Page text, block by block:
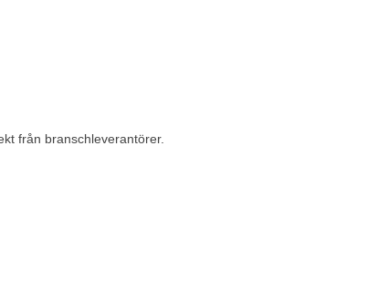
från branschleverantörer.